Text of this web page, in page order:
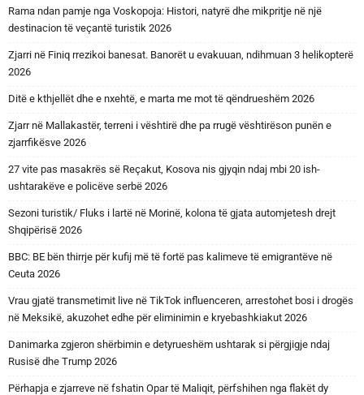
Rama ndan pamje nga Voskopoja: Histori, natyrë dhe mikpritje në një
destinacion të veçantë turistik 2026
Zjarri në Finiq rrezikoi banesat. Banorët u evakuuan, ndihmuan 3 helikopterë
2026
Ditë e kthjellët dhe e nxehtë, e marta me mot të qëndrueshëm 2026
Zjarr në Mallakastër, terreni i vështirë dhe pa rrugë vështirëson punën e
zjarrfikësve 2026
27 vite pas masakrës së Reçakut, Kosova nis gjyqin ndaj mbi 20 ish-
ushtarakëve e policëve serbë 2026
Sezoni turistik/ Fluks i lartë në Morinë, kolona të gjata automjetesh drejt
Shqipërisë 2026
BBC: BE bën thirrje për kufij më të fortë pas kalimeve të emigrantëve në
Ceuta 2026
Vrau gjatë transmetimit live në TikTok influenceren, arrestohet bosi i drogës
në Meksikë, akuzohet edhe për eliminimin e kryebashkiakut 2026
Danimarka zgjeron shërbimin e detyrueshëm ushtarak si përgjigje ndaj
Rusisë dhe Trump 2026
Përhapja e zjarreve në fshatin Opar të Maliqit, përfshihen nga flakët dy